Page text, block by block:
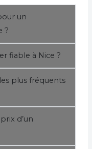
un
?
fiable à Nice ?
plus fréquents
d’un